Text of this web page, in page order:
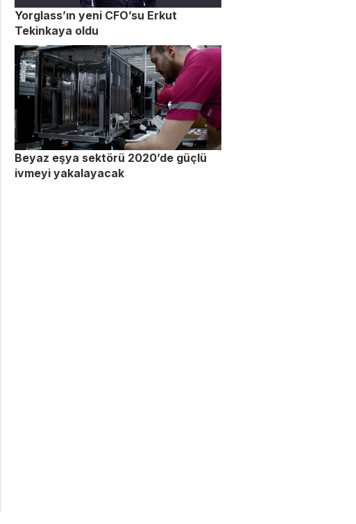
Yorglass’ın yeni CFO’su Erkut
Tekinkaya oldu
Beyaz eşya sektörü 2020’de güçlü
ivmeyi yakalayacak